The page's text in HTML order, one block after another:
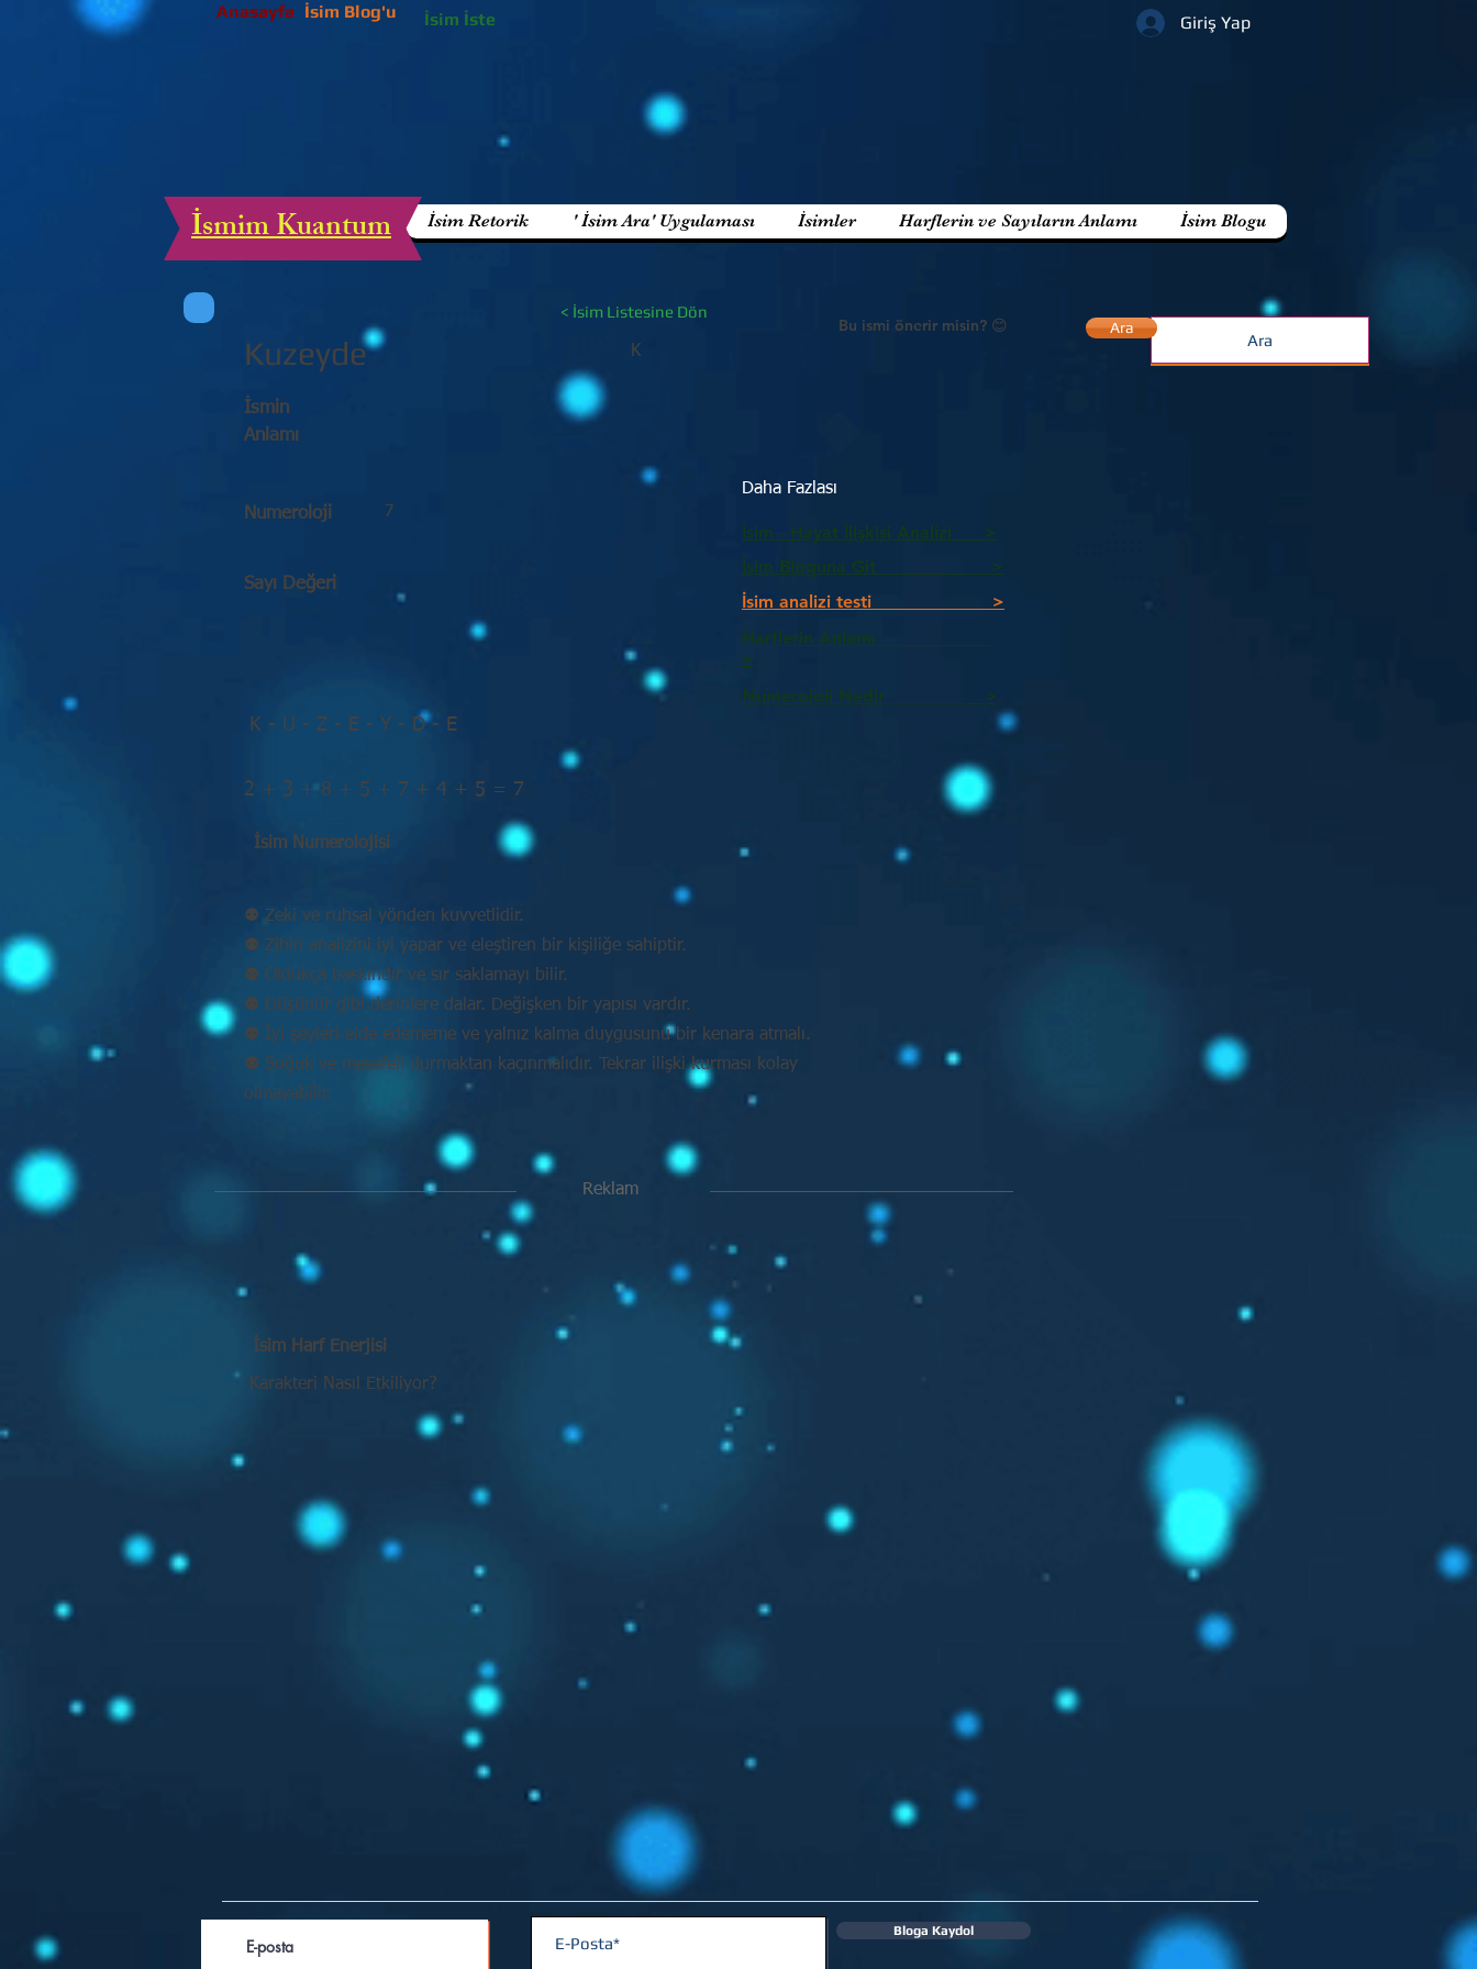
Anasayfa
Giriş Yap
İsim Blog'u İsim İste
İsim Retorik ' İsim Ara' Uygulaması İsimler Harflerin ve Sayıların Anlamı İsim Blogu
İsmim Kuantum
< İsim Listesine Dön
Kuzeyde K
Bu ismi önerir misin? 😊
İsmin
Anlamı
Numeroloji 7
Sayı Değeri
K - U - Z - E - Y - D - E
Daha Fazlası
İsim - Hayat İlişkisi Analizi >
İsim Bloguna Git >
İsim analizi testi >
Harflerin Anlamı
>
Numeroloji Nedir_________ >
2 + 3 + 8 + 5 + 7 + 4 + 5 = 7
İsim Numerolojisi
⚉ Zeki ve ruhsal yönden kuvvetlidir.
⚉ Zihin analizini iyi yapar ve eleştiren bir kişiliğe sahiptir.
⚉ Oldukça baskındır ve sır saklamayı bilir.
⚉ Düşünür gibi derinlere dalar. Değişken bir yapısı vardır.
⚉ İyi şeyleri elde edememe ve yalnız kalma duygusunu bir kenara atmalı.
⚉ Soğuk ve mesafeli durmaktan kaçınmalıdır. Tekrar ilişki kurması kolay
olmayabilir.
Reklam
İsim Harf Enerjisi
Karakteri Nasıl Etkiliyor?
Ara
Bloga Kaydol